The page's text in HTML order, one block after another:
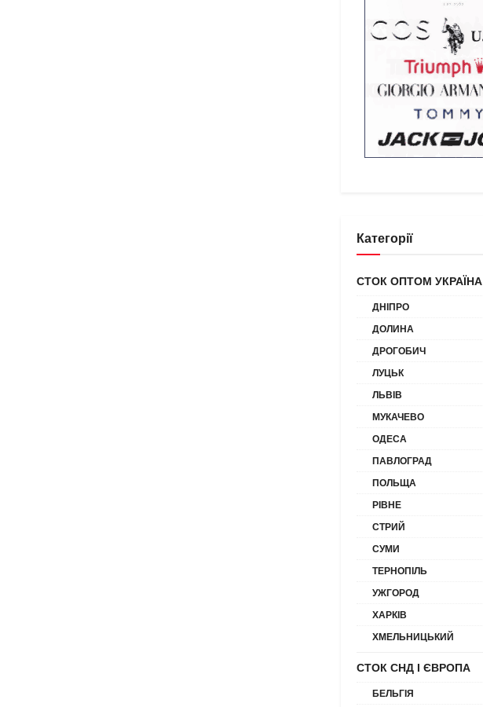
Категорії
СТОК ОПТОМ УКРАЇНА
ДНІПРО
ДОЛИНА
ДРОГОБИЧ
ЛУЦЬК
ЛЬВІВ
МУКАЧЕВО
ОДЕСА
ПАВЛОГРАД
ПОЛЬЩА
РІВНЕ
СТРИЙ
СУМИ
ТЕРНОПІЛЬ
УЖГОРОД
ХАРКІВ
ХМЕЛЬНИЦЬКИЙ
СТОК СНД І ЄВРОПА
БЕЛЬГІЯ